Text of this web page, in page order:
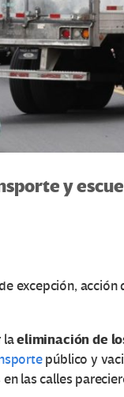
y
excepción,
laeliminación de
público y
las calles